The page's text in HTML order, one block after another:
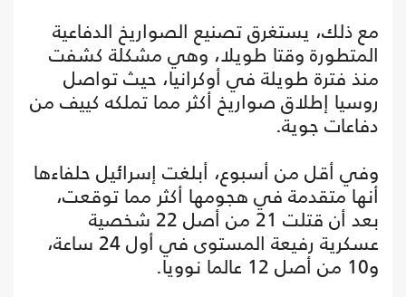
مع ذلك، يستغرق تصنيع الصواريخ الدفاعية
المتطورة وقتا طويلا، وهي مشكلة كشفت
منذ فترة طويلة في أوكرانيا، حيث تواصل
روسيا إطلاق صواريخ أكثر مما تملكه كييف من
دفاعات جوية.
وفي أقل من أسبوع، أبلغت إسرائيل حلفاءها
أنها متقدمة في هجومها أكثر مما توقعت،
بعد أن قتلت 21 من أصل 22 شخصية
عسكرية رفيعة المستوى في أول 24 ساعة،
و10 من أصل 12 عالما نوويا.